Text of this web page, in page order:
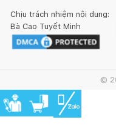
Chịu trách nhiệm nội dung:
Bà Cao Tuyết Minh
©